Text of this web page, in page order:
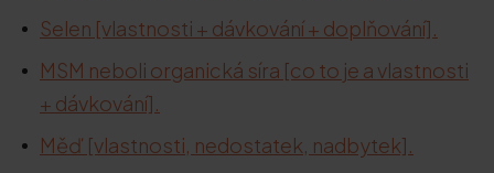
Selen [vlastnosti + dávkování + doplňování].
MSM neboli organická síra [co to je a vlastnosti
+ dávkování].
Měď [vlastnosti, nedostatek, nadbytek].